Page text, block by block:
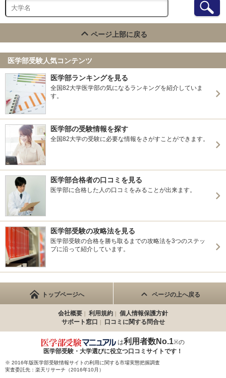
ページ上部に戻る
医学部受験人気コンテンツ
医学部ランキングを見る
全国82大学医学部の気になるランキングを紹介していま
す。
医学部の受験情報を探す
全国82大学の受験に必要な情報をさがすことができます。
医学部合格者の口コミを見る
医学部に合格した人の口コミをみることが出来ます。
医学部受験の攻略法を見る
医学部受験の合格を勝ち取るまでの攻略法を3つのステッ
プに沿って紹介しています。
トップページへ ページの上へ戻る
会社概要 利用規約
個人情報保護方針
サポート窓口
口コミに関する問合せ
は利用者数No.1※の
医学部受験・大学選びに役立つ口コミサイトです！
※ 2016年版医学部受験情報サイトの利用に関する市場実態把握調査
実査委託先：楽天リサーチ（2016年10月）